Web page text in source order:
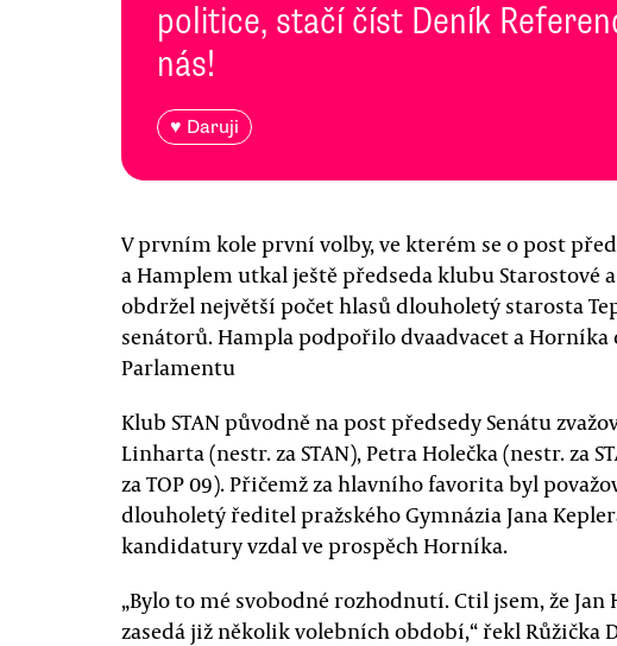
politice, stačí číst Deník
nás!
♥ Daruji
V prvním kole první volby, ve kterém se o post
a Hamplem utkal ještě předseda klubu Starostové
obdržel největší počet hlasů dlouholetý starosta
senátorů. Hampla podpořilo dvaadvacet a
Parlamentu
Klub STAN původně na post předsedy Senátu
Linharta (nestr. za STAN), Petra Holečka (nestr. za
za TOP 09). Přičemž za hlavního favorita byl
dlouholetý ředitel pražského Gymnázia Jana
kandidatury vzdal ve prospěch Horníka.
„Bylo to mé svobodné rozhodnutí. Ctil jsem, že
zasedá již několik volebních období,“ řekl Růžička